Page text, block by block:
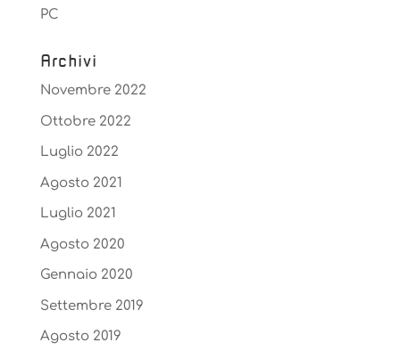
PC
Archivi
Novembre 2022
Ottobre 2022
Luglio 2022
Agosto 2021
Luglio 2021
Agosto 2020
Gennaio 2020
Settembre 2019
Agosto 2019